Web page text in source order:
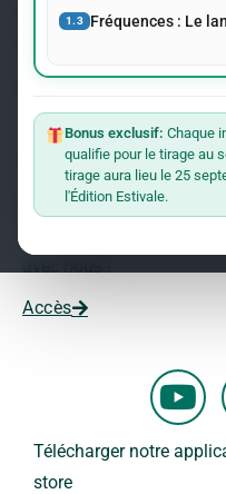
1.3 Fréquences : Le
Bonus exclusif: Chaque
qualifie pour le tirage au
tirage aura lieu le 25
l'Édition Estivale.
événements concernant
Rejoindre La Liste
Vous souhaitez travailler
Vous voulez faire partie
Accès
Y
o
u
Télécharger notre
store